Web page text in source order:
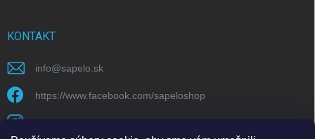
KONTAKT
info@sapelo.sk
https://www.facebook.com/sapeloshop